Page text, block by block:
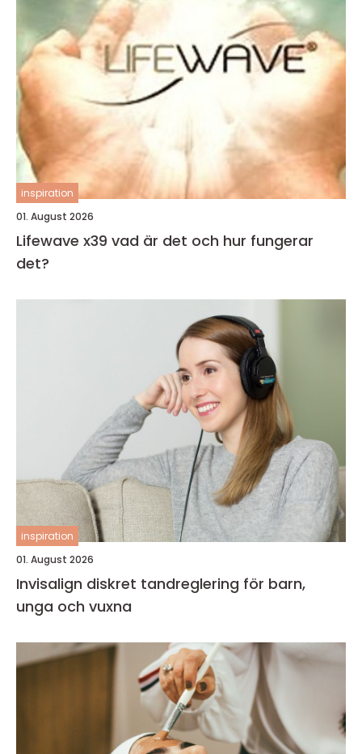
inspiration
01. August 2026
Lifewave x39 vad är det och hur fungerar
det?
inspiration
01. August 2026
Invisalign diskret tandreglering för barn,
unga och vuxna